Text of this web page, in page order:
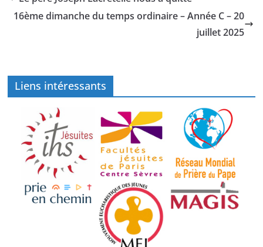
16ème dimanche du temps ordinaire – Année C – 20
juillet 2025
Liens intéressants